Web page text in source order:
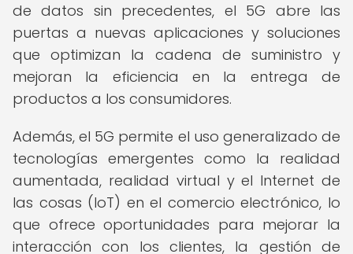
de datos sin precedentes, el 5G abre las
puertas a nuevas aplicaciones y soluciones
que optimizan la cadena de suministro y
mejoran la eficiencia en la entrega de
productos a los consumidores.
Además, el 5G permite el uso generalizado de
tecnologías emergentes como la realidad
aumentada, realidad virtual y el Internet de
las cosas (IoT) en el comercio electrónico, lo
que ofrece oportunidades para mejorar la
interacción con los clientes, la gestión de